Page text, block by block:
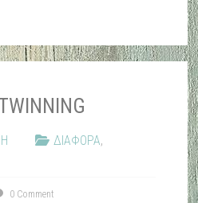
ΔΙΑΦΟΡΑ,
0 Comment